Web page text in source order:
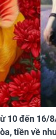
10 đến 16/
tiền về